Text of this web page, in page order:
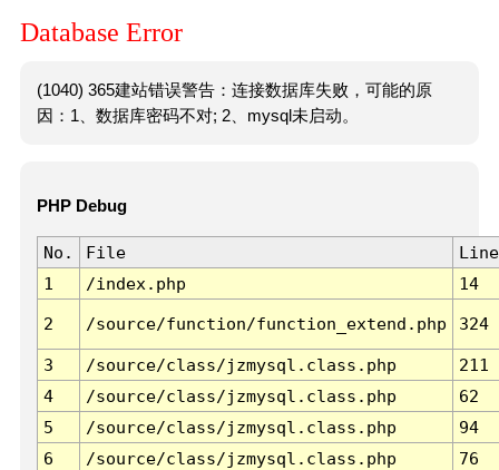
Database Error
(1040) 365建站错误警告：连接数据库失败，可能的原
因：1、数据库密码不对; 2、mysql未启动。
PHP Debug
No. File
Line
1
/index.php 14
2 /source/function/function_extend.php 324
3 /source/class/jzmysql.class.php
211
4
/source/class/jzmysql.class.php
62
5
/source/class/jzmysql.class.php
94
6
/source/class/jzmysql.class.php 76